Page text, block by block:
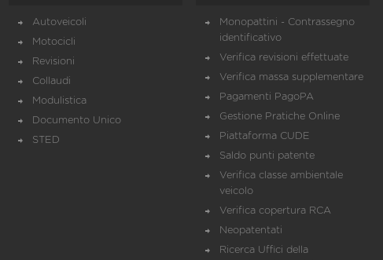
Autoveicoli
Motocicli
Revisioni
Collaudi
Modulistica
Documento Unico
STED
Monopattini - Contrassegno
identificativo
Verifica revisioni effettuate
Verifica massa supplementare
Pagamenti PagoPA
Gestione Pratiche Online
Piattaforma CUDE
Saldo punti patente
Verifica classe ambientale
veicolo
Verifica copertura RCA
Neopatentati
Ricerca Uffici della